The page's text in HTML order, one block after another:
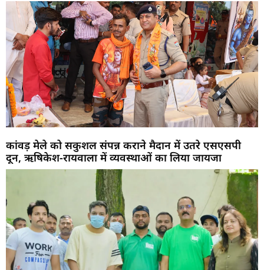
कांवड़ मेले को सकुशल संपन्न कराने मैदान में उतरे एसएसपी
दून, ऋषिकेश-रायवाला में व्यवस्थाओं का लिया जायजा